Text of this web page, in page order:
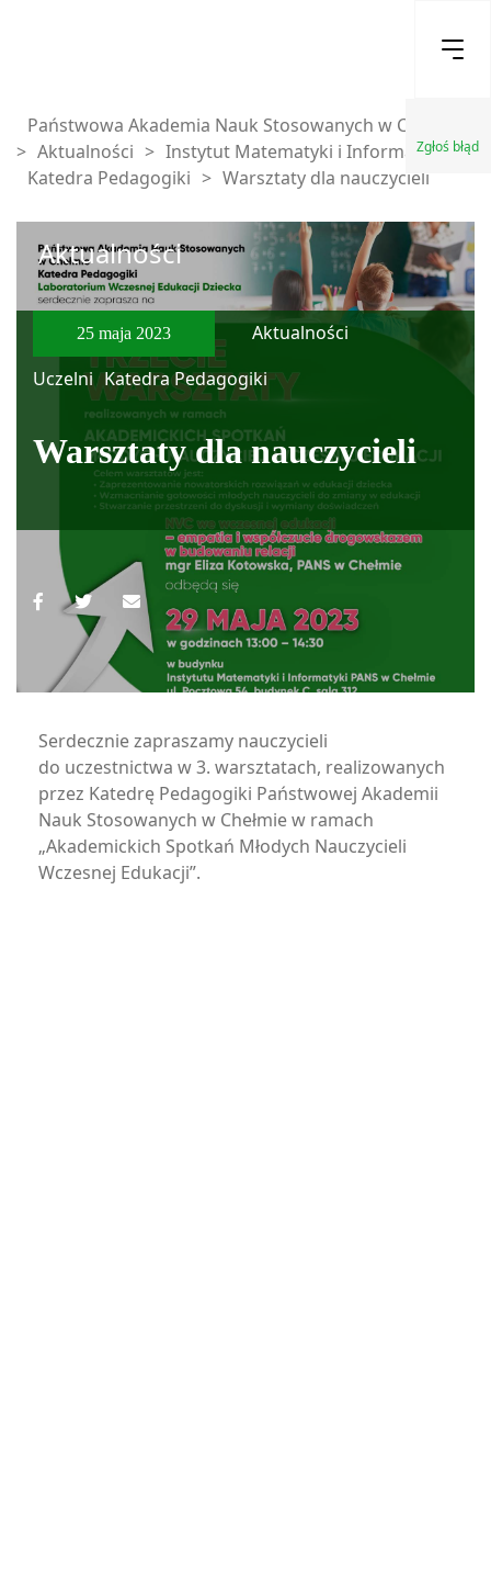
Zgłoś błąd
Państwowa Akademia Nauk Stosowanych w Chełmie
> Aktualności > Instytut Matematyki i Informatyki >
Katedra Pedagogiki > Warsztaty dla nauczycieli
Aktualności
25 maja 2023
Aktualności
Uczelni Katedra Pedagogiki
Warsztaty dla nauczycieli
Serdecznie zapraszamy nauczycieli
do uczestnictwa w 3. warsztatach, realizowanych
przez Katedrę Pedagogiki Państwowej Akademii
Nauk Stosowanych w Chełmie w ramach
„Akademickich Spotkań Młodych Nauczycieli
Wczesnej Edukacji”.